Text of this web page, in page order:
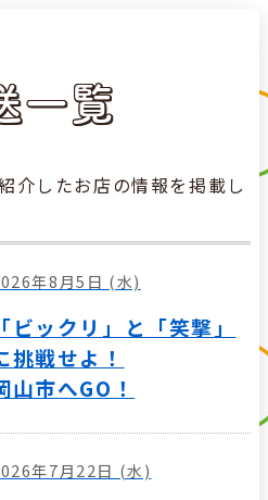
一覧
介したお店の情報を掲載し
年8月5日 (水)
「ビックリ」と「笑撃」
挑戦せよ！
山市へGO！
年7月22日 (水)